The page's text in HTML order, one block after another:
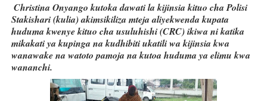
Christina Onyango kutoka dawati la kijinsia kituo cha Polisi
Stakishari (kulia) akimsikiliza mteja aliyekwenda kupata
huduma kwenye kituo cha usuluhishi (CRC) ikiwa ni katika
mikakati ya kupinga na kudhibiti ukatili wa kijinsia kwa
wanawake na watoto pamoja na kutoa huduma ya elimu kwa
wananchi.